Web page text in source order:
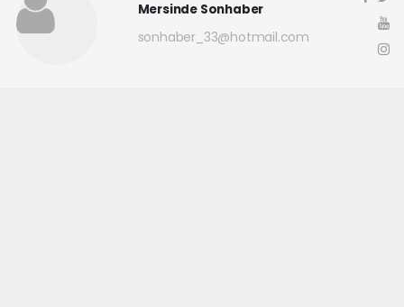
Mersinde Sonhaber
sonhaber_33@hotmail.com